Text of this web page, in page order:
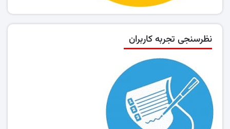
نظرسنجی تجربه کاربران